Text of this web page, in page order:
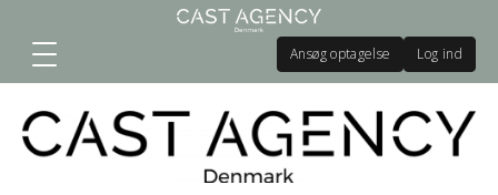
Ansøg optagelse Log ind